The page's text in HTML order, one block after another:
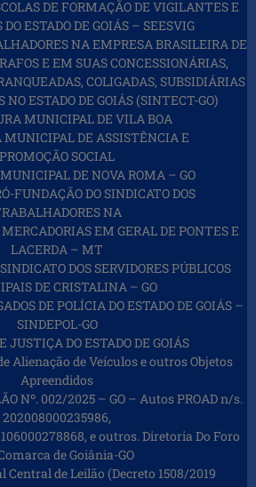
DE FORMAÇÃO DE VIGILANTES E
ESTADO DE GOIÁS – SEESVIG
NA EMPRESA BRASILEIRA DE
E EM SUAS CONCESSIONÁRIAS,
COLIGADAS, SUBSIDIÁRIAS
ESTADO DE GOIÁS (SINTECT-GO)
MUNICIPAL DE VILA BOA
MUNICIPAL DE ASSISTÊNCIA E
PROMOÇÃO SOCIAL
DE NOVA ROMA – GO
FUNDAÇÃO DO SINDICATO DOS
NA
EM GERAL DE PONTES E
LACERDA – MT
DOS SERVIDORES PÚBLICOS
DE CRISTALINA – GO
DE POLÍCIA DO ESTADO DE GOIÁS –
SINDEPOL-GO
JUSTIÇA DO ESTADO DE GOIÁS
Alienação de Veículos e outros Objetos
Apreendidos
Nº. 002/2025 – GO – Autos PROAD n/s.
202008000235986,
e outros. Diretoria Do Foro
de Goiânia-GO
Central de Leilão (Decreto 1508/2019